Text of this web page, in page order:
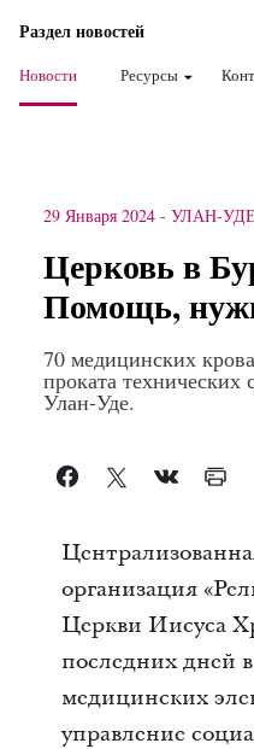
Раздел новостей
Новости Ресурсы
29 Января 2024 - УЛАН-УДЕ
Церковь в
Помощь,
70 медицинских
проката технических
Улан-Уде.
организация
Церкви Иисуса
последних дней
медицинских
управление